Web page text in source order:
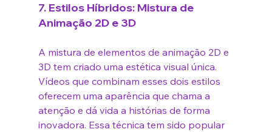
7. Estilos Híbridos: Mistura de
Animação 2D e 3D
A mistura de elementos de animação 2D e
3D tem criado uma estética visual única.
Vídeos que combinam esses dois estilos
oferecem uma aparência que chama a
atenção e dá vida a histórias de forma
inovadora. Essa técnica tem sido popular